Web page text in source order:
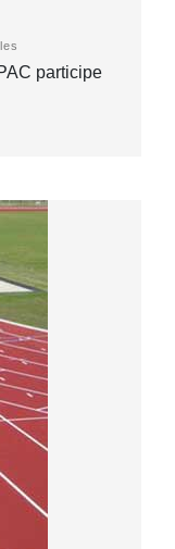
participe